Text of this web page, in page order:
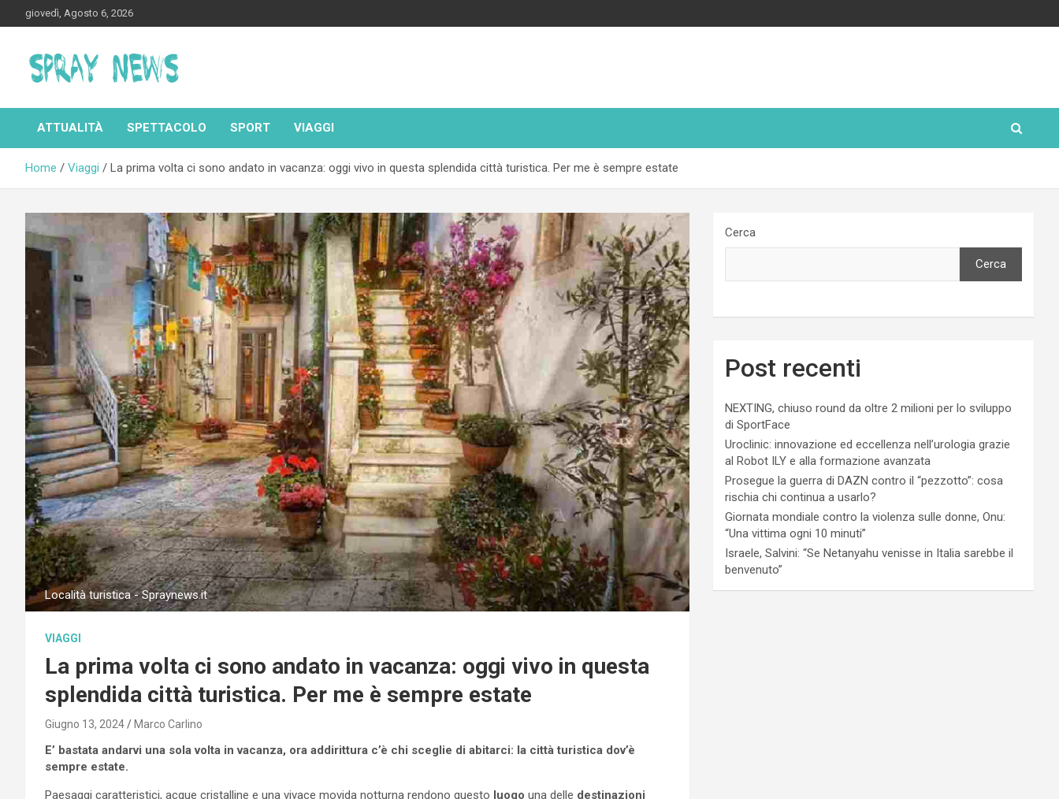
to
giovedì, Agosto 6, 2026
Spraynews.it
ATTUALITÀ SPETTACOLO SPORT VIAGGI
Home Viaggi La prima volta ci sono andato in vacanza: oggi vivo in questa splendida città turistica. Per me è sempre estate
Località turistica - Spraynews.it
VIAGGI
La prima volta ci sono andato in vacanza: oggi vivo in questa
splendida città turistica. Per me è sempre estate
Giugno 13, 2024 Marco Carlino
E’ bastata andarvi una sola volta in vacanza, ora addirittura c’è chi sceglie di abitarci: la città turistica dov’è
sempre estate.
Paesaggi caratteristici, acque cristalline e una vivace movida notturna rendono questo luogo una delle destinazioni
Cerca
Cerca
Post recenti
NEXTING, chiuso round da oltre 2 milioni per lo sviluppo
di SportFace
Uroclinic: innovazione ed eccellenza nell’urologia grazie
al Robot ILY e alla formazione avanzata
Prosegue la guerra di DAZN contro il “pezzotto”: cosa
rischia chi continua a usarlo?
Giornata mondiale contro la violenza sulle donne, Onu:
“Una vittima ogni 10 minuti”
Israele, Salvini: “Se Netanyahu venisse in Italia sarebbe il
benvenuto”